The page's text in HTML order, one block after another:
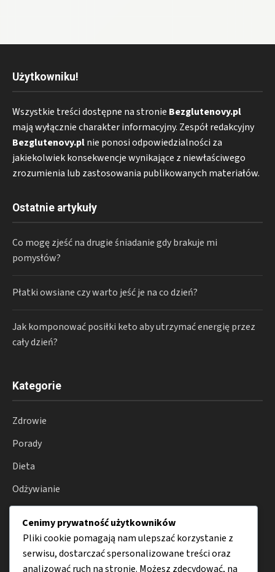
Użytkowniku!
Wszystkie treści dostępne na stronie Bezglutenovy.pl
mają wyłącznie charakter informacyjny. Zespół redakcyjny
Bezglutenovy.plnie ponosi odpowiedzialności za
jakiekolwiek konsekwencje wynikające z niewłaściwego
zrozumienia lub zastosowania publikowanych materiałów.
Ostatnie artykuły
Co mogę zjeść na drugie śniadanie gdy brakuje mi
pomysłów?
Płatki owsiane czy warto jeść je na co dzień?
Jak komponować posiłki keto aby utrzymać energię przez
cały dzień?
Kategorie
Zdrowie
Porady
Dieta
Odżywianie
Choroby
Cenimy prywatność użytkowników
Pliki cookie pomagają nam ulepszać korzystanie z
serwisu, dostarczać spersonalizowane treści oraz
analizować ruch na stronie. Możesz zdecydować, na